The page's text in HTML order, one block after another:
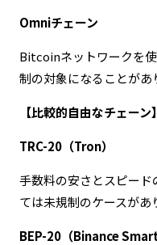
Omniチェーン
Bitcoinネットワークを
制の対象になることがあ
【比較的自由なチェーン】
TRC-20（Tron）
手数料の安さとスピー
ては未規制のケースがあ
BEP-20（Binance Smart